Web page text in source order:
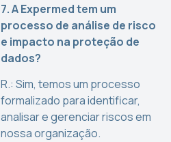
7. A Expermed tem um
processo de análise de risco
e impacto na proteção de
dados?
R.: Sim, temos um processo
formalizado para identificar,
analisar e gerenciar riscos em
nossa organização.